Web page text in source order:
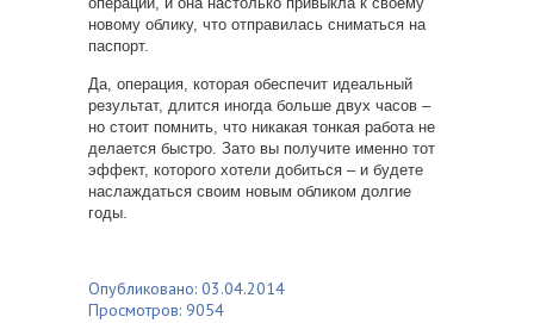
новому облику, что отправилась сниматься на
паспорт.
Да, операция, которая обеспечит идеальный
результат, длится иногда больше двух часов –
но стоит помнить, что никакая тонкая работа не
делается быстро. Зато вы получите именно тот
эффект, которого хотели добиться – и будете
наслаждаться своим новым обликом долгие
годы.
Опубликовано: 03.04.2014
Просмотров: 9054